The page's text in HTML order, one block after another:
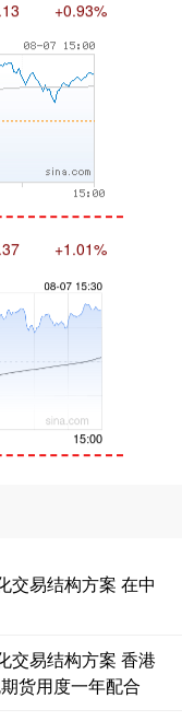
+1.01%
+1.35%
+0.17%
交易结构方案 在中
交易结构方案 香港
货用度一年配合